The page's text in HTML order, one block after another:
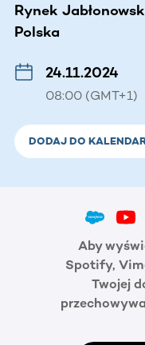
Rynek
Polska
24.11.2024
08:00 (GMT+1)
DODAJ DO
Aby
Spotify,
Twojej